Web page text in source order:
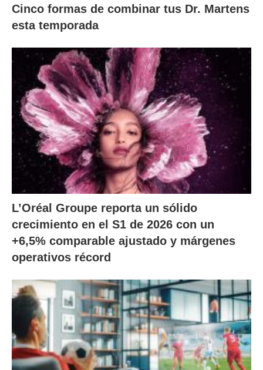
Cinco formas de combinar tus Dr. Martens
esta temporada
L’Oréal Groupe reporta un sólido
crecimiento en el S1 de 2026 con un
+6,5% comparable ajustado y márgenes
operativos récord